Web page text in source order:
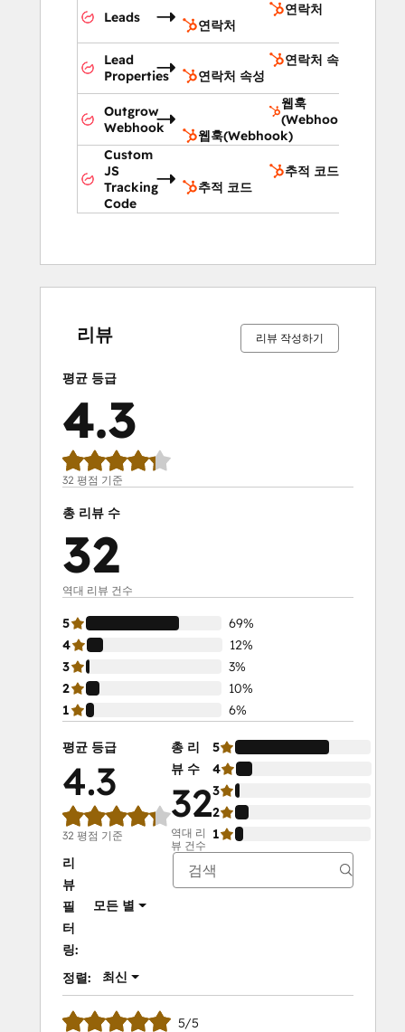
Leads
연락처
연락처
Lead
Properties
연락처 속성
연락처 속성
Outgrow
Webhook
웹훅
(Webhook)
웹훅(Webhook)
Custom
JS
Tracking
Code
추적 코드
추적 코드
리뷰 리뷰 작성하기
평균 등급
4.3
32 평점 기준
총 리뷰 수
32
역대 리뷰 건수
5
69%
4
12%
3
3%
2
10%
1
6%
평균 등급
4.3
32 평점 기준
총 리
뷰 수
32
역대 리
뷰 건수
5
료
4
료
3
료
2
료
1
료
리
뷰
필
터
링:
모든 별
정렬: 최신
5/5